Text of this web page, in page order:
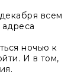
всем
ночью к
И в том,